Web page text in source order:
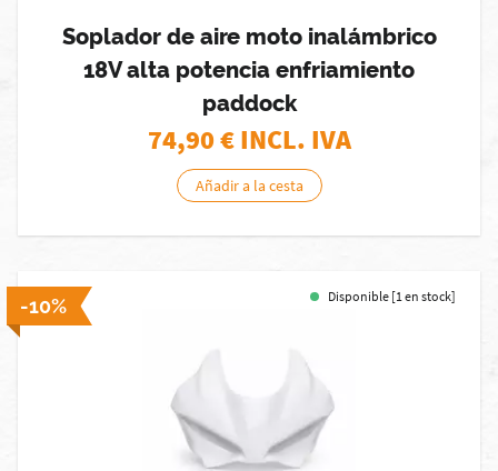
Soplador de aire moto inalámbrico
18V alta potencia enfriamiento
paddock
74,90€ INCL. IVA
Añadir a la cesta
-10% Disponible [1 en stock]